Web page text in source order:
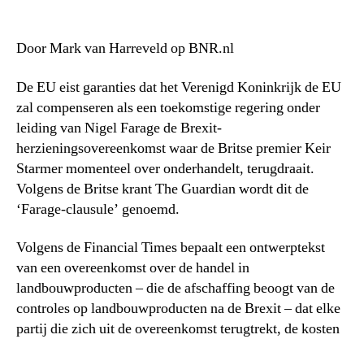
Door Mark van Harreveld op BNR.nl
De EU eist garanties dat het Verenigd Koninkrijk de EU
zal compenseren als een toekomstige regering onder
leiding van Nigel Farage de Brexit-
herzieningsovereenkomst waar de Britse premier Keir
Starmer momenteel over onderhandelt, terugdraait.
Volgens de Britse krant The Guardian wordt dit de
‘Farage-clausule’ genoemd.
Volgens de Financial Times bepaalt een ontwerptekst
van een overeenkomst over de handel in
landbouwproducten – die de afschaffing beoogt van de
controles op landbouwproducten na de Brexit – dat elke
partij die zich uit de overeenkomst terugtrekt, de kosten